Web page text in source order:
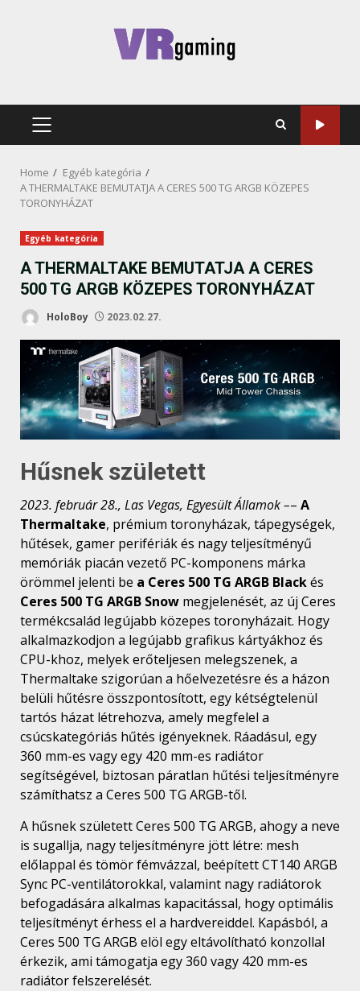
PRIMARY
Home
Egyéb kategória
A THERMALTAKE BEMUTATJA A CERES 500 TG ARGB KÖZEPES
TORONYHÁZAT
Egyéb kategória
A THERMALTAKE BEMUTATJA A CERES
500 TG ARGB KÖZEPES TORONYHÁZAT
HoloBoy 2023.02.27.
Hűsnek született
2023. február 28., Las Vegas, Egyesült Államok –– A
Thermaltake, prémium toronyházak, tápegységek,
hűtések, gamer perifériák és nagy teljesítményű
memóriák piacán vezető PC-komponens márka
örömmel jelenti be a Ceres 500 TG ARGB Blackés
Ceres 500 TG ARGB Snow megjelenését, az új Ceres
termékcsalád legújabb közepes toronyházait. Hogy
alkalmazkodjon a legújabb grafikus kártyákhoz és
CPU-khoz, melyek erőteljesen melegszenek, a
Thermaltake szigorúan a hőelvezetésre és a házon
belüli hűtésre összpontosított, egy kétségtelenül
tartós házat létrehozva, amely megfelel a
csúcskategóriás hűtés igényeknek. Ráadásul, egy
360 mm-es vagy egy 420 mm-es radiátor
segítségével, biztosan páratlan hűtési teljesítményre
számíthatsz a Ceres 500 TG ARGB-től.
A hűsnek született Ceres 500 TG ARGB, ahogy a neve
is sugallja, nagy teljesítményre jött létre: mesh
előlappal és tömör fémvázzal, beépített CT140 ARGB
Sync PC-ventilátorokkal, valamint nagy radiátorok
befogadására alkalmas kapacitással, hogy optimális
teljesítményt érhess el a hardvereiddel. Kapásból, a
Ceres 500 TG ARGB elöl egy eltávolítható konzollal
érkezik, ami támogatja egy 360 vagy 420 mm-es
radiátor felszerelését.